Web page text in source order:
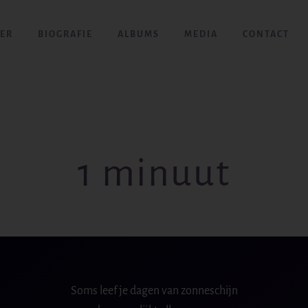
BIOGRAFIE ALBUMS MEDIA CONTACT
1 minuut
Soms leef je dagen van zonneschijn